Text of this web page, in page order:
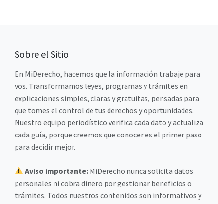
Sobre el Sitio
En MiDerecho, hacemos que la información trabaje para
vos. Transformamos leyes, programas y trámites en
explicaciones simples, claras y gratuitas, pensadas para
que tomes el control de tus derechos y oportunidades.
Nuestro equipo periodístico verifica cada dato y actualiza
cada guía, porque creemos que conocer es el primer paso
para decidir mejor.
Aviso importante: MiDerecho nunca solicita datos
personales ni cobra dinero por gestionar beneficios o
trámites. Todos nuestros contenidos son informativos y